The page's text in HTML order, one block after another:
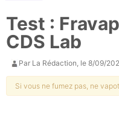
Test :
CDS Lab
Par La Rédaction, le 8/09/
Si vous ne fumez pas, ne